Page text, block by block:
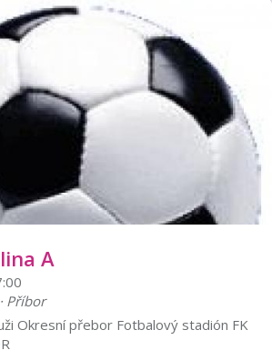
A
Příbor
Okresní přebor Fotbalový stadión FK